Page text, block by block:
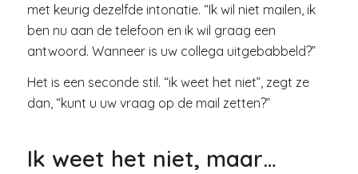
met keurig dezelfde intonatie. “Ik wil niet mailen, ik
ben nu aan de telefoon en ik wil graag een
antwoord. Wanneer is uw collega uitgebabbeld?”
Het is een seconde stil. “ik weet het niet”, zegt ze
dan, “kunt u uw vraag op de mail zetten?”
Ik weet het niet, maar…